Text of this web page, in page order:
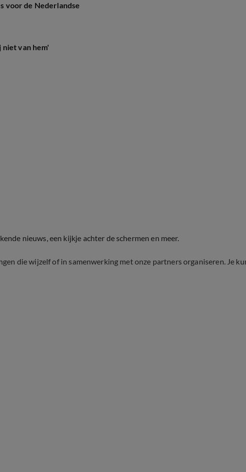
voor de Nederlandse
van hem'
nieuws, een kijkje achter de schermen en meer.
die wijzelf of in samenwerking met onze partners organiseren. Je